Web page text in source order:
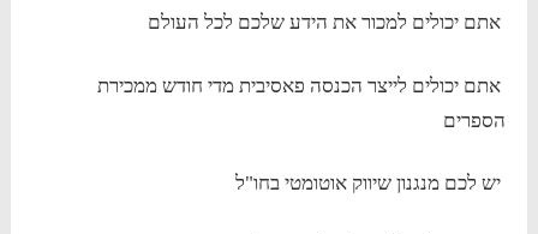
אתם יכולים למכור את הידע שלכם לכל העולם
אתם יכולים לייצר הכנסה פאסיבית מדי חודש ממכירת
הספרים
יש לכם מנגנון שיווק אוטומטי בחו"ל